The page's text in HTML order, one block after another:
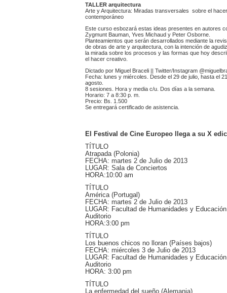
TALLER arquitectura
Arte y Arquitectura: Miradas transversales sobre el hacer
contemporáneo
Este curso esbozará estas ideas presentes en autores
Zygmunt Bauman, Yves Michaud y Peter Osborne.
Planteamientos que serán desarrollados mediante la
de obras de arte y arquitectura, con la intención de
la mirada sobre los procesos y las formas que hoy
el hacer creativo.
Dictado por Miguel Braceli || Twitter/Instagram
Fecha: lunes y miércoles. Desde el 29 de julio, hasta el
agosto.
8 sesiones. Hora y media c/u. Dos días a la semana.
Horario: 7 a 8:30 p. m.
Precio: Bs. 1.500
Se entregará certificado de asistencia.
El Festival de Cine Europeo llega a su X
TÍTULO
Atrapada (Polonia)
FECHA: martes 2 de Julio de 2013
LUGAR: Sala de Conciertos
HORA:10:00 am
TÍTULO
América (Portugal)
FECHA: martes 2 de Julio de 2013
LUGAR: Facultad de Humanidades y Educación
Auditorio
HORA:3:00 pm
TÍTULO
Los buenos chicos no lloran (Países bajos)
FECHA: miércoles 3 de Julio de 2013
LUGAR: Facultad de Humanidades y Educación
Auditorio
HORA: 3:00 pm
TÍTULO
La enfermedad del sueño (Alemania)